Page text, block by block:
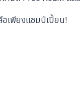
เพียงแชมป์เปี้ยน!